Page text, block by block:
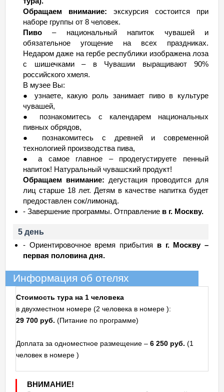
Обращаем внимание: экскурсия состоится при
наборе группы от 8 человек.
Пиво – национальный напиток чувашей и
обязательное угощение на всех праздниках.
Недаром даже на гербе республики изображена лоза
с шишечками – в Чувашии выращивают 90%
российского хмеля.
В музее Вы:
● узнаете, какую роль занимает пиво в культуре
чувашей,
● познакомитесь с календарем национальных
пивных обрядов,
● познакомитесь с древней и современной
технологией производства пива,
● а самое главное – продегустируете пенный
напиток! Натуральный чувашский продукт!
Обращаем внимание: дегустация проводится для
лиц старше 18 лет. Детям в качестве напитка будет
предоставлен сок/лимонад.
- Завершение программы. Отправление в г. Москву.
5 день
- Ориентировочное время прибытия в г. Москву –
первая половина дня.
Информация об отелях
Стоимость тура на 1 человека
в двухместном номере (2 человека в номере ):
29 700 руб. (Питание по программе)
Доплата за одноместное размещение – 6 250 руб. (1
человек в номере )
ВНИМАНИЕ!